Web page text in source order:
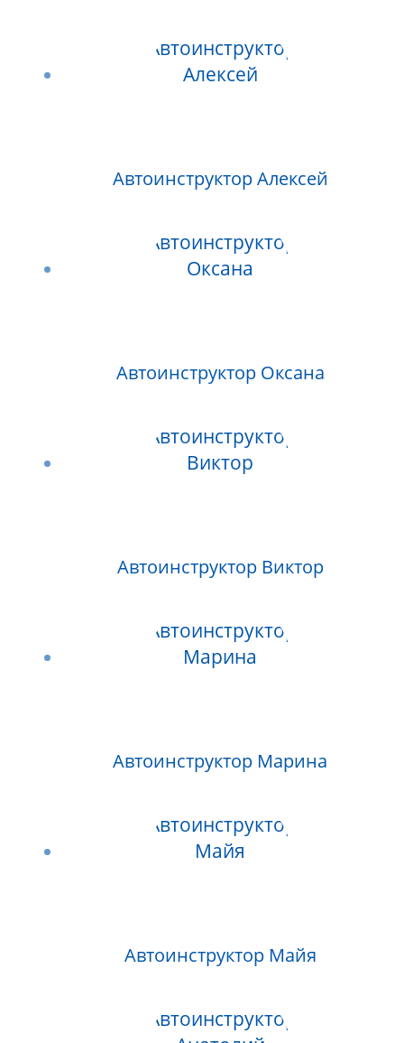
Автоинструктор Алексей
Автоинструктор Оксана
Автоинструктор Виктор
Автоинструктор Марина
Автоинструктор Майя